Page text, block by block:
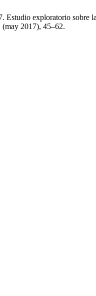
exploratorio sobre
(may 2017), 45–62.